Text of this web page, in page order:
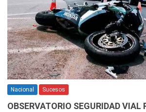
Nacional Sucesos
OBSERVATORIO SEGURIDAD VIAL